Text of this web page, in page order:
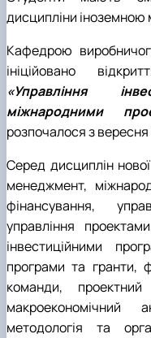
дисципліни
Кафедрою
ініційовано
«Управління
міжнародними
розпочалося з вересня
Серед дисциплін
менеджмент,
фінансування,
управління
інвестиційними
програми та гранти,
команди,
макроекономічний
методологія та